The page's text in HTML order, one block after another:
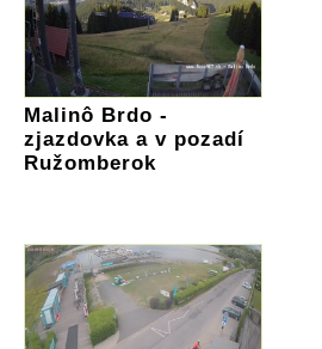
Malinô Brdo -
zjazdovka a v pozadí
Ružomberok